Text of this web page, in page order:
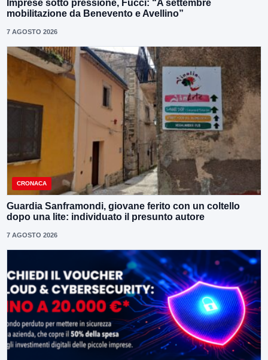
Imprese sotto pressione, Fucci: “A settembre
mobilitazione da Benevento e Avellino”
7 AGOSTO 2026
CRONACA
Guardia Sanframondi, giovane ferito con un coltello
dopo una lite: individuato il presunto autore
7 AGOSTO 2026